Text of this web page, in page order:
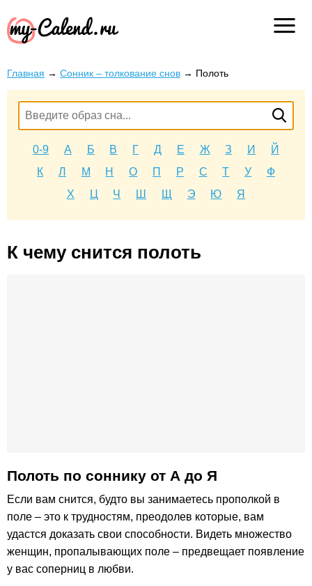
Главная → Сонник – толкование снов → Полоть
0-9 А Б В Г Д Е Ж З И
Й
К
Л М Н О П Р С Т У
Ф
Х
Ц Ч Ш Щ Э Ю Я
К чему снится полоть
Полоть по соннику от А до Я
Если вам снится, будто вы занимаетесь прополкой в
поле – это к трудностям, преодолев которые, вам
удастся доказать свои способности. Видеть множество
женщин, пропалывающих поле – предвещает появление
у вас соперниц в любви.